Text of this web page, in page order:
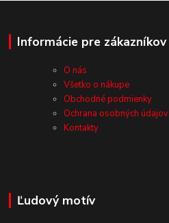
Informácie pre zákazníkov
O nás
Všetko o nákupe
Obchodné podmienky
Ochrana osobných údajov
Kontakty
Ľudový motív